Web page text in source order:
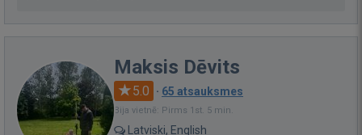
Maksis Dēvits
5.0 · 65 atsauksmes
Bija vietnē: Pirms 1st. 5 min.
Latviski, English